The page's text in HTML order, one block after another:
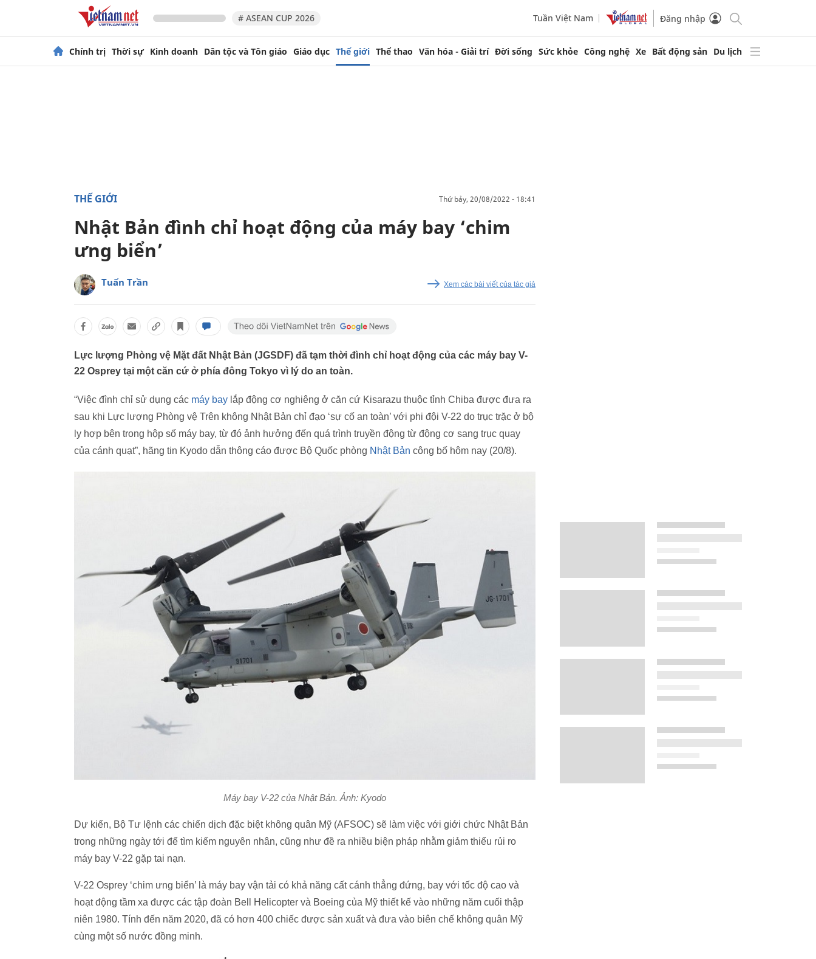
# ASEAN CUP 2026 Tuần Việt Nam Đăng nhập
Chính trị Thời sự Kinh doanh Dân tộc và Tôn giáo Giáo dục Thế giới Thể thao Văn hóa - Giải trí Đời sống Sức khỏe Công nghệ Xe Bất động sản Du lịch
THẾ GIỚI thứ bảy, 20/08/2022 - 18:41
Nhật Bản đình chỉ hoạt động của máy bay ‘chim
ưng biển’
Tuấn Trần Xem các bài viết của tác giả
Lực lượng Phòng vệ Mặt đất Nhật Bản (JGSDF) đã tạm thời đình chỉ hoạt động của các máy bay V-
22 Osprey tại một căn cứ ở phía đông Tokyo vì lý do an toàn.
“Việc đình chỉ sử dụng các máy bay lắp động cơ nghiêng ở căn cứ Kisarazu thuộc tỉnh Chiba được đưa ra
sau khi Lực lượng Phòng vệ Trên không Nhật Bản chỉ đạo ‘sự cố an toàn’ với phi đội V-22 do trục trặc ở bộ
ly hợp bên trong hộp số máy bay, từ đó ảnh hưởng đến quá trình truyền động từ động cơ sang trục quay
của cánh quạt”, hãng tin Kyodo dẫn thông cáo được Bộ Quốc phòng Nhật Bản công bố hôm nay (20/8).
Máy bay V-22 của Nhật Bản. Ảnh: Kyodo
Dự kiến, Bộ Tư lệnh các chiến dịch đặc biệt không quân Mỹ (AFSOC) sẽ làm việc với giới chức Nhật Bản
trong những ngày tới để tìm kiếm nguyên nhân, cũng như đề ra nhiều biện pháp nhằm giảm thiểu rủi ro
máy bay V-22 gặp tai nạn.
V-22 Osprey ‘chim ưng biển’ là máy bay vận tải có khả năng cất cánh thẳng đứng, bay với tốc độ cao và
hoạt động tầm xa được các tập đoàn Bell Helicopter và Boeing của Mỹ thiết kế vào những năm cuối thập
niên 1980. Tính đến năm 2020, đã có hơn 400 chiếc được sản xuất và đưa vào biên chế không quân Mỹ
cùng một số nước đồng minh.